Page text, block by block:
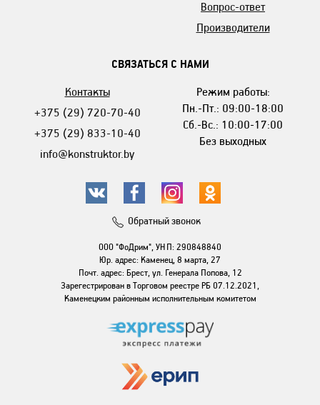
Вопрос-ответ
Производители
СВЯЗАТЬСЯ С НАМИ
Контакты
+375 (29) 720-70-40
+375 (29) 833-10-40
info@konstruktor.by
Режим работы:
Пн.-Пт.: 09:00-18:00
Сб.-Вс.: 10:00-17:00
Без выходных
Обратный звонок
ООО "ФоДрим", УНП: 290848840
Юр. адрес: Каменец, 8 марта, 27
Почт. адрес: Брест, ул. Генерала Попова, 12
Зарегестрирован в Торговом реестре РБ 07.12.2021,
Каменецким районным исполнительным комитетом